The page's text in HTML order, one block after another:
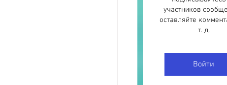
участников
оставляйте
т. д.
Войти